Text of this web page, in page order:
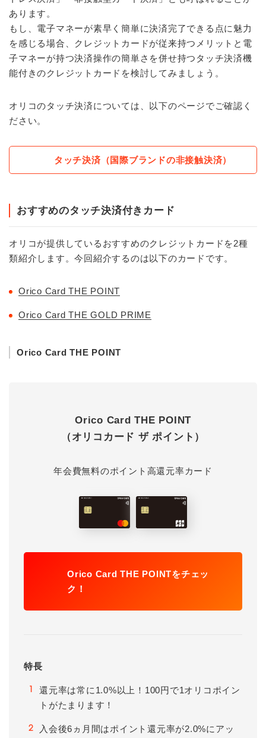
あります。
もし、電子マネーが素早く簡単に決済完了できる点に魅力
を感じる場合、クレジットカードが従来持つメリットと電
子マネーが持つ決済操作の簡単さを併せ持つタッチ決済機
能付きのクレジットカードを検討してみましょう。
オリコのタッチ決済については、以下のページでご確認く
ださい。
タッチ決済（国際ブランドの非接触決済）
おすすめのタッチ決済付きカード
オリコが提供しているおすすめのクレジットカードを2種
類紹介します。今回紹介するのは以下のカードです。
Orico Card THE POINT
Orico Card THE GOLD PRIME
Orico Card THE POINT
Orico Card THE POINT
（オリコカード ザ ポイント）
年会費無料のポイント高還元率カード
Orico Card THE POINTをチェッ
ク！
特長
1
還元率は常に1.0%以上！100円で1オリコポイン
トがたまります！
2
入会後6ヵ月間はポイント還元率が2.0%にアッ